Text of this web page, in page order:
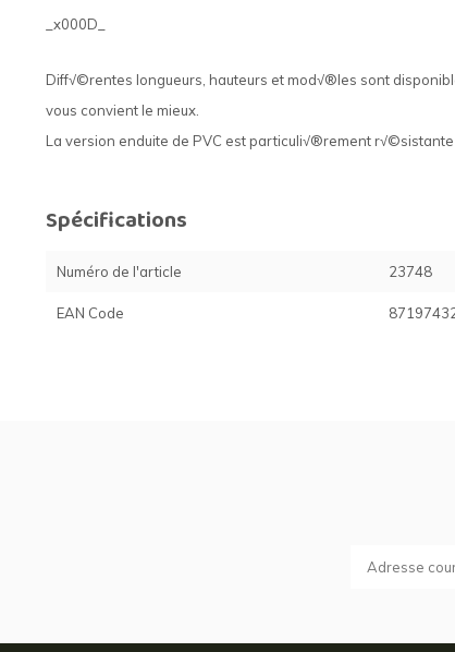
_x000D_
Diff√©rentes longueurs, hauteurs et mod√®les sont
vous convient le mieux.
La version enduite de PVC est particuli√®rement
Spécifications
Numéro de l'article 23748
EAN Code